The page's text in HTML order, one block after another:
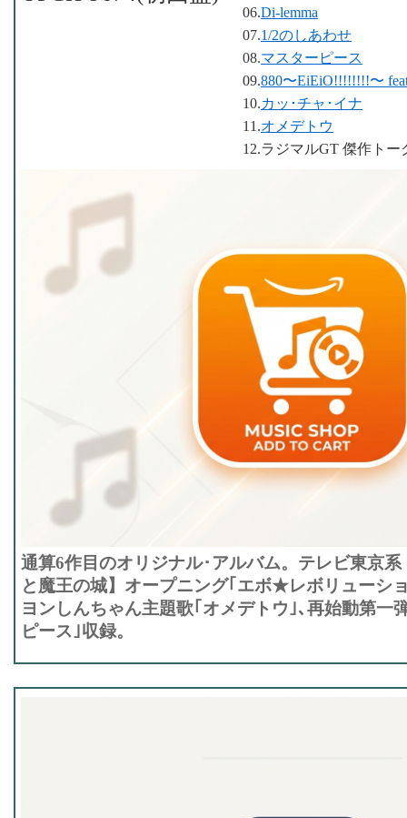
06.Di-lemma
07.1/2のしあわせ
08.マスターピース
09.880〜EiEiO!!!!!!!!〜
10.カッ･チャ･イナ
11.オメデトウ
12.ラジマルGT 傑作トー
通算6作目のオリジナル･アルバム。テレビ東京
と魔王の城】オープニング｢エボ★レボリューシ
ヨンしんちゃん主題歌｢オメデトウ｣､再始動第一
ピース｣収録。